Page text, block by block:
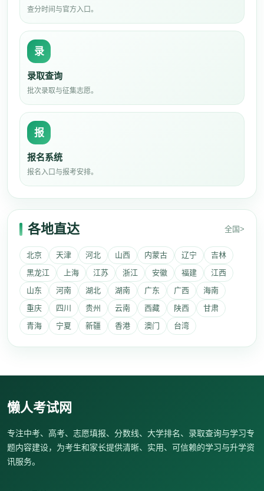
查分时间与官方入口。
录
录取查询
批次录取与征集志愿。
报
报名系统
报名入口与报考安排。
各地直达 全国>
北京 天津 河北 山西 内蒙古 辽宁
吉林
黑龙江
上海 江苏 浙江 安徽 福建
江西
山东
河南 湖北 湖南 广东 广西
海南
重庆
四川 贵州 云南 西藏 陕西
甘肃
青海
宁夏 新疆 香港 澳门 台湾
懒人考试网
专注中考、高考、志愿填报、分数线、大学排名、录取查询与学习专
题内容建设，为考生和家长提供清晰、实用、可信赖的学习与升学资
讯服务。